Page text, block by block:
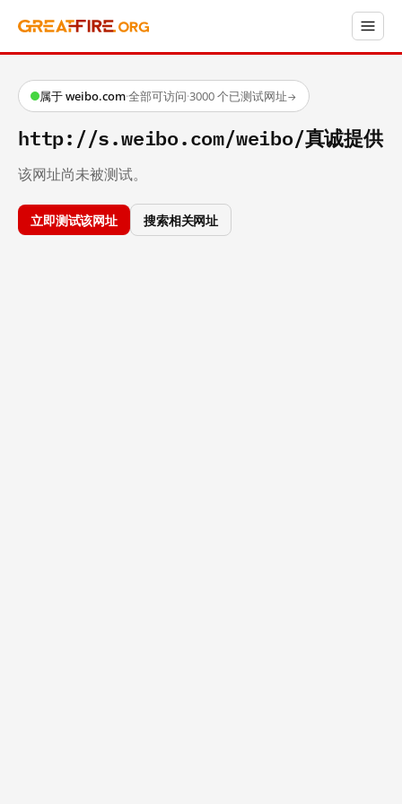
属于 weibo.com·全部可访问·3000 个已测试网址→
http://s.weibo.com/weibo/真诚提供
该网址尚未被测试。
立即测试该网址 搜索相关网址